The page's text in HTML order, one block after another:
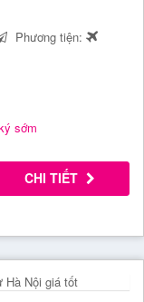
Phương tiện:
sớm
CHI TIẾT